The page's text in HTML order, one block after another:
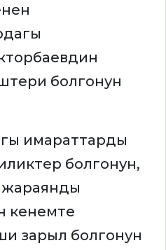
болгонун
имараттарды
болгонун,
жараянды
кенемте
зарыл болгонун